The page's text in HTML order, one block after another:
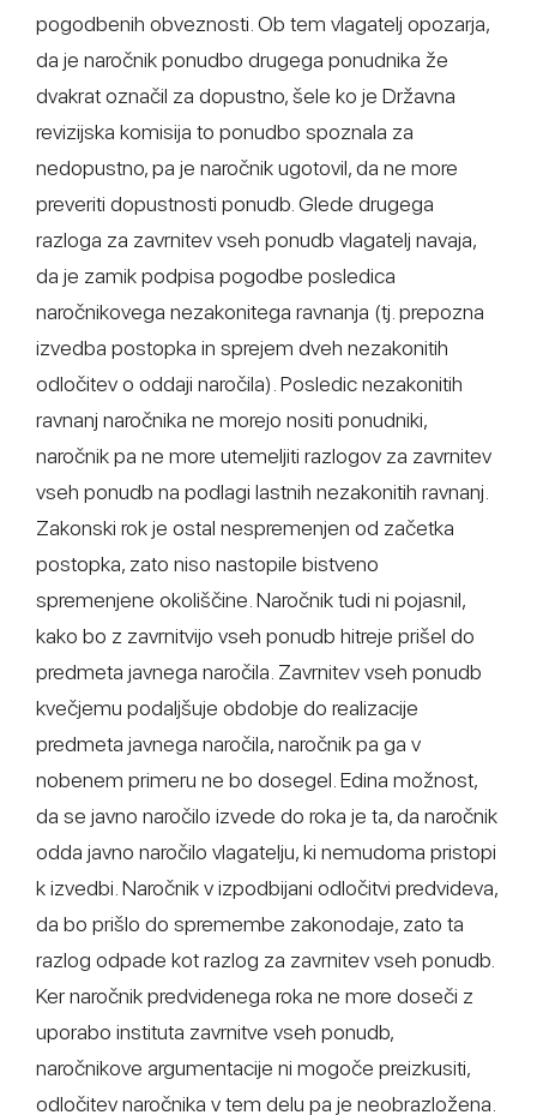
pogodbenih obveznosti. Ob tem vlagatelj opozarja,
da je naročnik ponudbo drugega ponudnika že
dvakrat označil za dopustno, šele ko je Državna
revizijska komisija to ponudbo spoznala za
nedopustno, pa je naročnik ugotovil, da ne more
preveriti dopustnosti ponudb. Glede drugega
razloga za zavrnitev vseh ponudb vlagatelj navaja,
da je zamik podpisa pogodbe posledica
naročnikovega nezakonitega ravnanja (tj. prepozna
izvedba postopka in sprejem dveh nezakonitih
odločitev o oddaji naročila). Posledic nezakonitih
ravnanj naročnika ne morejo nositi ponudniki,
naročnik pa ne more utemeljiti razlogov za zavrnitev
vseh ponudb na podlagi lastnih nezakonitih ravnanj.
Zakonski rok je ostal nespremenjen od začetka
postopka, zato niso nastopile bistveno
spremenjene okoliščine. Naročnik tudi ni pojasnil,
kako bo z zavrnitvijo vseh ponudb hitreje prišel do
predmeta javnega naročila. Zavrnitev vseh ponudb
kvečjemu podaljšuje obdobje do realizacije
predmeta javnega naročila, naročnik pa ga v
nobenem primeru ne bo dosegel. Edina možnost,
da se javno naročilo izvede do roka je ta, da naročnik
odda javno naročilo vlagatelju, ki nemudoma pristopi
k izvedbi. Naročnik v izpodbijani odločitvi predvideva,
da bo prišlo do spremembe zakonodaje, zato ta
razlog odpade kot razlog za zavrnitev vseh ponudb.
Ker naročnik predvidenega roka ne more doseči z
uporabo instituta zavrnitve vseh ponudb,
naročnikove argumentacije ni mogoče preizkusiti,
odločitev naročnika v tem delu pa je neobrazložena.